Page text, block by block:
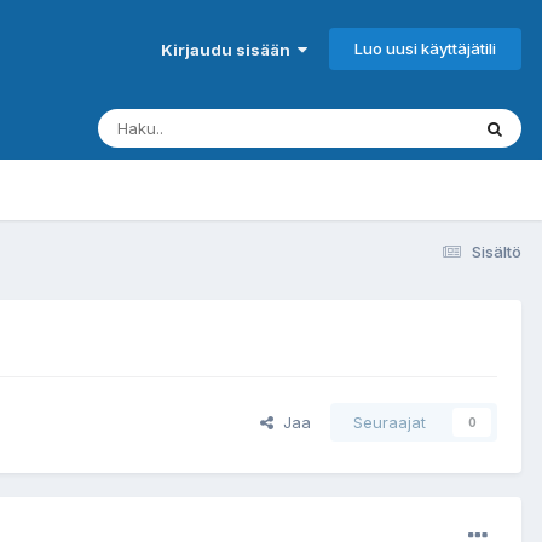
Kirjaudu sisään Luo uusi käyttäjätili
Sisältö
Jaa Seuraajat 0